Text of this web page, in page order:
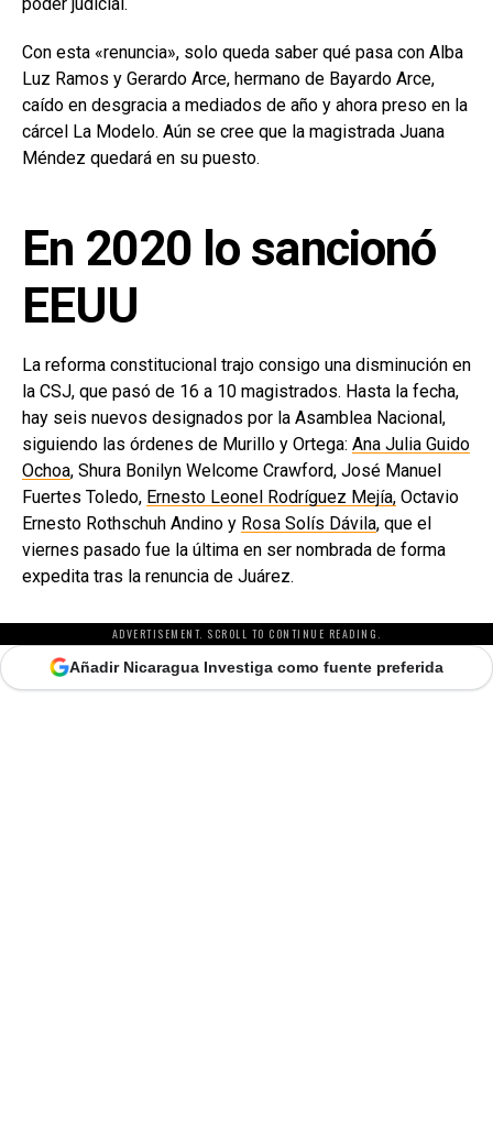
Con esta «renuncia», solo queda saber qué pasa con Alba
Luz Ramos y Gerardo Arce, hermano de Bayardo Arce,
caído en desgracia a mediados de año y ahora preso en la
cárcel La Modelo. Aún se cree que la magistrada Juana
Méndez quedará en su puesto.
En 2020 lo sancionó
EEUU
La reforma constitucional trajo consigo una disminución en
la CSJ, que pasó de 16 a 10 magistrados. Hasta la fecha,
hay seis nuevos designados por la Asamblea Nacional,
siguiendo las órdenes de Murillo y Ortega: Ana Julia Guido
Ochoa, Shura Bonilyn Welcome Crawford, José Manuel
Fuertes Toledo, Ernesto Leonel Rodríguez Mejía, Octavio
Ernesto Rothschuh Andino y Rosa Solís Dávila, que el
viernes pasado fue la última en ser nombrada de forma
expedita tras la renuncia de Juárez.
ADVERTISEMENT. SCROLL TO CONTINUE READING.
Añadir Nicaragua Investiga como fuente preferida